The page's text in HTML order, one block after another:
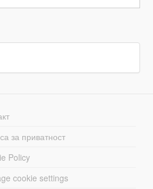
за приватност
Policy
cookie settings